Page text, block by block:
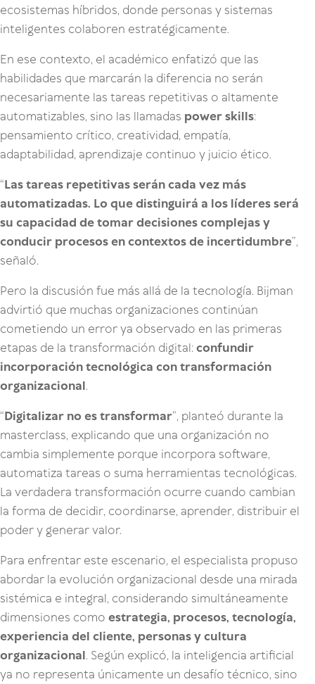
ecosistemas híbridos, donde personas y sistemas
inteligentes colaboren estratégicamente.
En ese contexto, el académico enfatizó que las
habilidades que marcarán la diferencia no serán
necesariamente las tareas repetitivas o altamente
automatizables, sino las llamadas power skills:
pensamiento crítico, creatividad, empatía,
adaptabilidad, aprendizaje continuo y juicio ético.
“Las tareas repetitivas serán cada vez más
automatizadas. Lo que distinguirá a los líderes será
su capacidad de tomar decisiones complejas y
conducir procesos en contextos de incertidumbre”,
señaló.
Pero la discusión fue más allá de la tecnología. Bijman
advirtió que muchas organizaciones continúan
cometiendo un error ya observado en las primeras
etapas de la transformación digital:confundir
incorporación tecnológica con transformación
organizacional.
“Digitalizar no es transformar”, planteó durante la
masterclass, explicando que una organización no
cambia simplemente porque incorpora software,
automatiza tareas o suma herramientas tecnológicas.
La verdadera transformación ocurre cuando cambian
la forma de decidir, coordinarse, aprender, distribuir el
poder y generar valor.
Para enfrentar este escenario, el especialista propuso
abordar la evolución organizacional desde una mirada
sistémica e integral, considerando simultáneamente
dimensiones como estrategia, procesos, tecnología,
experiencia del cliente, personas y cultura
organizacional. Según explicó, la inteligencia artificial
ya no representa únicamente un desafío técnico, sino